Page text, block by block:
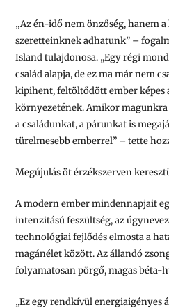
„Az én-idő nem önzőség, hanem
szeretteinknek adhatunk” –
Island tulajdonosa. „Egy régi
család alapja, de ez ma már nem
kipihent, feltöltődött ember képes
környezetének. Amikor
a családunkat, a párunkat is
türelmesebb emberrel” – tette
Megújulás öt érzékszerven
A modern ember mindennapjait
intenzitású feszültség, az
technológiai fejlődés elmosta a
magánélet között. Az állandó
folyamatosan pörgő, magas béta-
„Ez egy rendkívül energiaigényes